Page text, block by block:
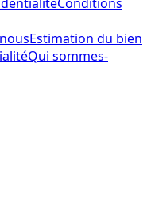
Estimation du bien
Qui sommes-